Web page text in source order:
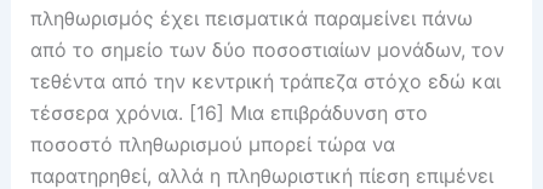
πληθωρισμός έχει πεισματικά παραμείνει πάνω
από το σημείο των δύο ποσοστιαίων μονάδων, τον
τεθέντα από την κεντρική τράπεζα στόχο εδώ και
τέσσερα χρόνια. [16] Μια επιβράδυνση στο
ποσοστό πληθωρισμού μπορεί τώρα να
παρατηρηθεί, αλλά η πληθωριστική πίεση επιμένει